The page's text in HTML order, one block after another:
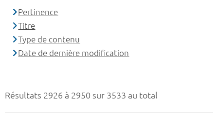
Résultats 2926 à 2950 sur 3533 au total
Pertinence
Titre
Type de contenu
Date de dernière modification